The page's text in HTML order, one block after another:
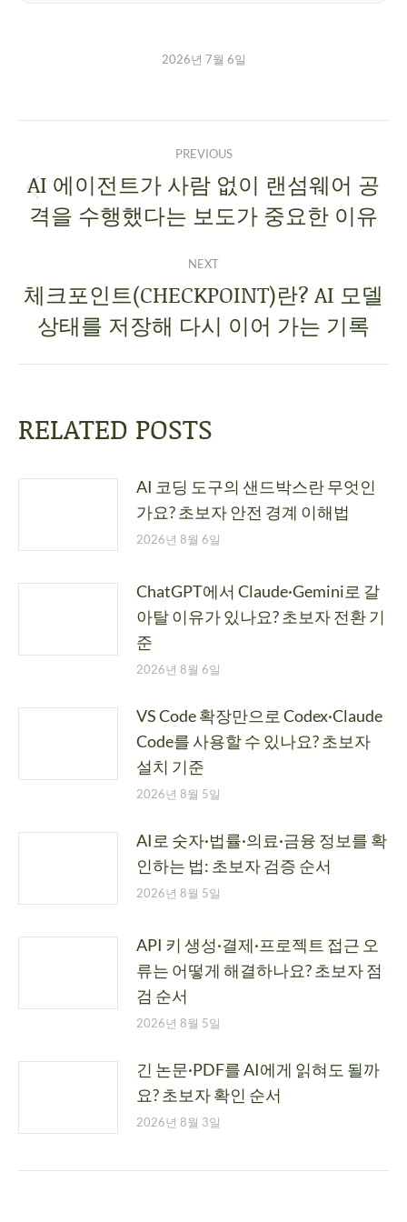
2026년 7월 6일
PREVIOUS
AI 에이전트가 사람 없이 랜섬웨어 공
격을 수행했다는 보도가 중요한 이유
NEXT
체크포인트(CHECKPOINT)란? AI 모델
상태를 저장해 다시 이어 가는 기록
RELATED POSTS
AI 코딩 도구의 샌드박스란 무엇인
가요? 초보자 안전 경계 이해법
2026년 8월 6일
ChatGPT에서 Claude·Gemini로 갈
아탈 이유가 있나요? 초보자 전환 기
준
2026년 8월 6일
VS Code 확장만으로 Codex·Claude
Code를 사용할 수 있나요? 초보자
설치 기준
2026년 8월 5일
AI로 숫자·법률·의료·금융 정보를 확
인하는 법: 초보자 검증 순서
2026년 8월 5일
API 키 생성·결제·프로젝트 접근 오
류는 어떻게 해결하나요? 초보자 점
검 순서
2026년 8월 5일
긴 논문·PDF를 AI에게 읽혀도 될까
요? 초보자 확인 순서
2026년 8월 3일